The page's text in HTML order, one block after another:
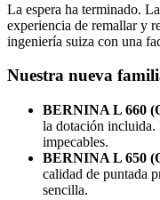
La espera ha terminado. La
experiencia de remallar y
ingeniería suiza con una
Nuestra nueva
BERNINA L 660
la dotación incluida.
impecables.
BERNINA L 650
calidad de puntada
sencilla.